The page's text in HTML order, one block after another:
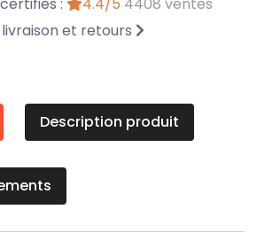
:
4.4/5 4408 ventes
et retours
Description produit